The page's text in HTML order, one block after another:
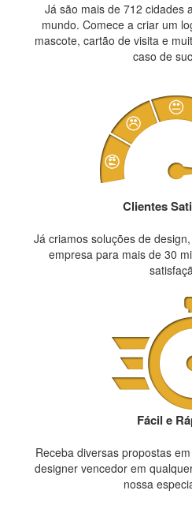
Já são mais de 712 cidades
mundo. Comece a criar um
mascote, cartão de visita e
caso de
Clientes
Já criamos soluções de
empresa para mais de 30
Fácil e
Receba diversas propostas
designer vencedor em
nossa